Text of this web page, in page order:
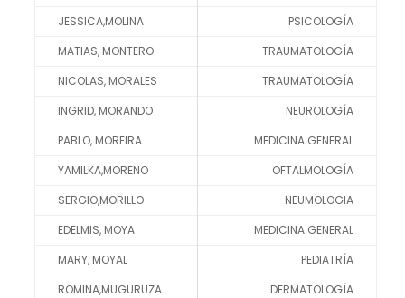
JESSICA,MOLINA
PSICOLOGÍA
MATIAS, MONTERO
TRAUMATOLOGÍA
NICOLAS, MORALES
TRAUMATOLOGÍA
INGRID, MORANDO
NEUROLOGÍA
PABLO, MOREIRA
MEDICINA GENERAL
YAMILKA,MORENO
OFTALMOLOGÍA
SERGIO,MORILLO
NEUMOLOGIA
EDELMIS, MOYA
MEDICINA GENERAL
MARY, MOYAL
PEDIATRÍA
ROMINA,MUGURUZA
DERMATOLOGÍA